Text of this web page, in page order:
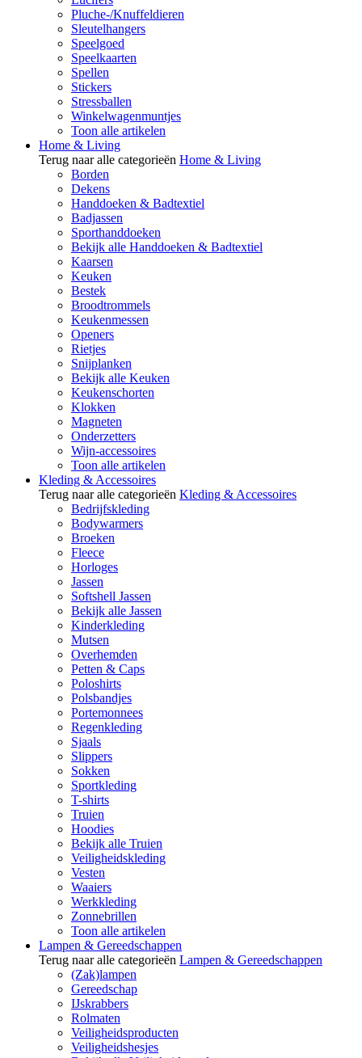
Pluche-/Knuffeldieren
Sleutelhangers
Speelgoed
Speelkaarten
Spellen
Stickers
Stressballen
Winkelwagenmuntjes
Toon alle artikelen
Home & Living
Terug naar alle categorieën Home & Living
Borden
Dekens
Handdoeken & Badtextiel
Badjassen
Sporthanddoeken
Bekijk alle Handdoeken & Badtextiel
Kaarsen
Keuken
Bestek
Broodtrommels
Keukenmessen
Openers
Rietjes
Snijplanken
Bekijk alle Keuken
Keukenschorten
Klokken
Magneten
Onderzetters
Wijn-accessoires
Toon alle artikelen
Kleding & Accessoires
Terug naar alle categorieën Kleding & Accessoires
Bedrijfskleding
Bodywarmers
Broeken
Fleece
Horloges
Jassen
Softshell Jassen
Bekijk alle Jassen
Kinderkleding
Mutsen
Overhemden
Petten & Caps
Poloshirts
Polsbandjes
Portemonnees
Regenkleding
Sjaals
Slippers
Sokken
Sportkleding
T-shirts
Truien
Hoodies
Bekijk alle Truien
Veiligheidskleding
Vesten
Waaiers
Werkkleding
Zonnebrillen
Toon alle artikelen
Lampen & Gereedschappen
Terug naar alle categorieën Lampen & Gereedschappen
(Zak)lampen
Gereedschap
IJskrabbers
Rolmaten
Veiligheidsproducten
Veiligheidshesjes